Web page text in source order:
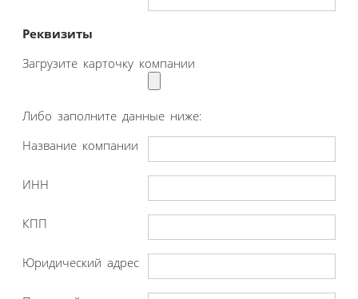
Реквизиты
Загрузите карточку компании
Либо заполните данные ниже:
Название компании
ИНН
КПП
Юридический адрес